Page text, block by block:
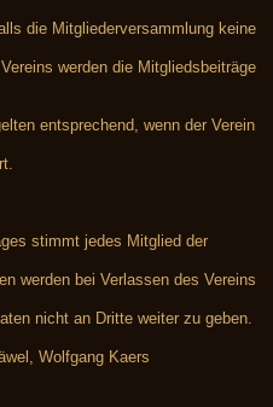
die Mitgliederversammlung keine
werden die Mitgliedsbeiträge
entsprechend, wenn der Verein
stimmt jedes Mitglied der
werden bei Verlassen des Vereins
nicht an Dritte weiter zu geben.
Wolfgang Kaers